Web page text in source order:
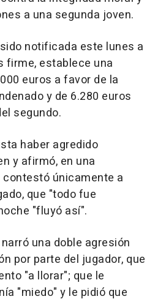
a una segunda joven.
notificada este lunes a
firme, establece una
euros a favor de la
y de 6.280 euros
segundo.
haber agredido
y afirmó, en una
únicamente a
que "todo fue
"fluyó así".
una doble agresión
por parte del jugador, que
"a llorar"; que le
"miedo" y le pidió que